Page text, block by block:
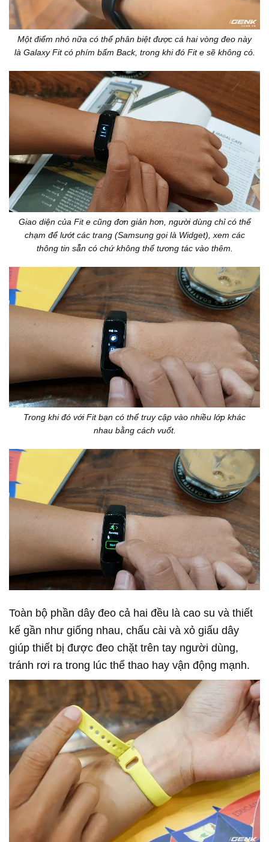
Một điểm nhỏ nữa có thể phân biệt được cả hai vòng đeo này
là Galaxy Fit có phím bấm Back, trong khi đó Fit e sẽ không có.
Giao diện của Fit e cũng đơn giản hơn, người dùng chỉ có thể
chạm để lướt các trang (Samsung gọi là Widget), xem các
thông tin sẵn có chứ không thể tương tác vào thêm.
Trong khi đó với Fit bạn có thể truy cập vào nhiều lớp khác
nhau bằng cách vuốt.
Toàn bộ phần dây đeo cả hai đều là cao su và thiết
kế gần như giống nhau, chấu cài và xỏ giấu dây
giúp thiết bị được đeo chặt trên tay người dùng,
tránh rơi ra trong lúc thể thao hay vận động mạnh.